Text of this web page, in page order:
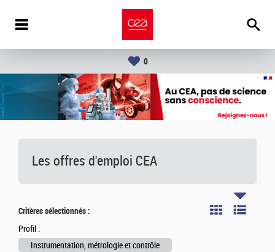
0
Les offres d'emploi CEA
Critères sélectionnés :
Profil :
Instrumentation, métrologie et contrôle